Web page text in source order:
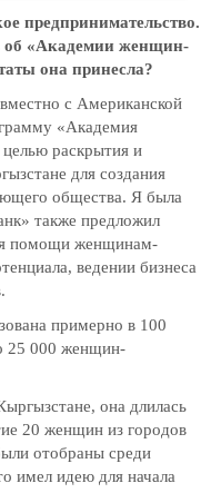
предпринимательство.
об «Академии женщин-
она принесла?
с Американской
«Академия
раскрытия и
для создания
общества. Я была
также предложил
помощи женщинам-
ведении бизнеса
примерно в 100
25 000 женщин-
она длилась
20 женщин из городов
отобраны среди
имел идею для начала